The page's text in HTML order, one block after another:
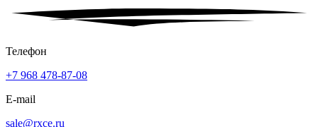
Телефон
+7 968 478-87-08
E-mail
sale@rxce.ru